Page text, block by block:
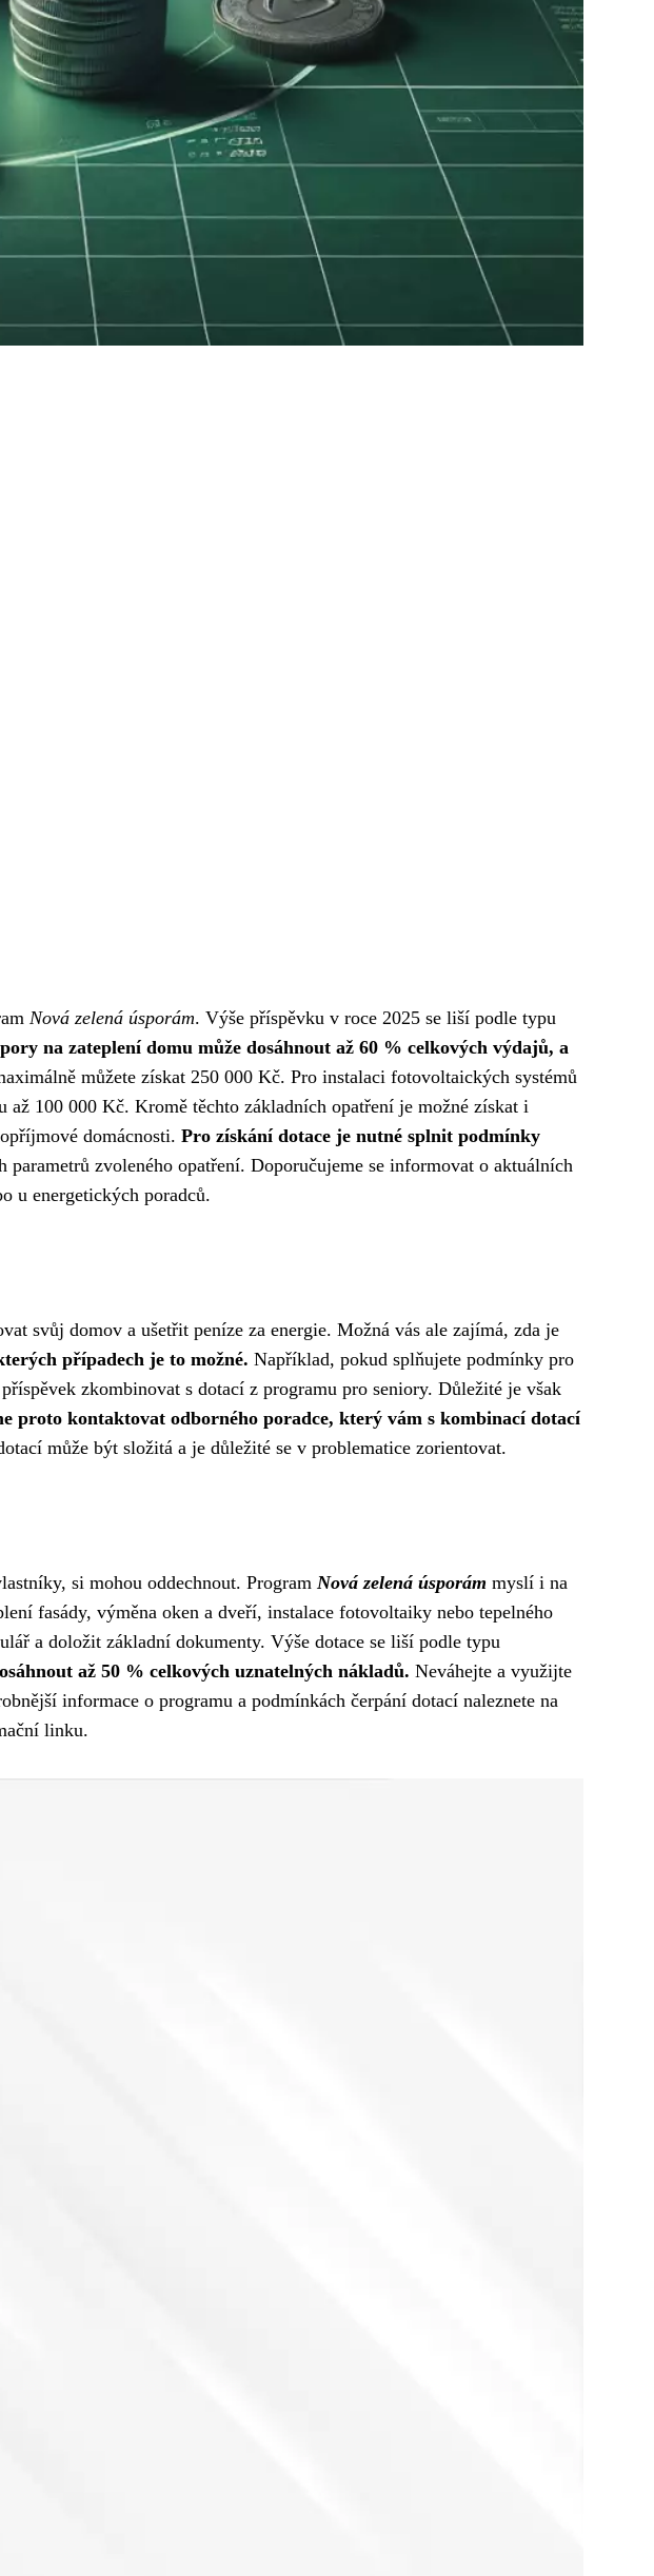
Nová zelená úsporám. Výše příspěvku v roce 2025 se liší podle typu
na zateplení domu může dosáhnout až 60 % celkových výdajů, a
můžete získat 250 000 Kč. Pro instalaci fotovoltaických systémů
100 000 Kč. Kromě těchto základních opatření je možné získat i
domácnosti. Pro získání dotace je nutné splnit podmínky
zvoleného opatření. Doporučujeme se informovat o aktuálních
u energetických poradců.
svůj domov a ušetřit peníze za energie. Možná vás ale zajímá, zda je
případech je to možné. Například, pokud splňujete podmínky pro
zkombinovat s dotací z programu pro seniory. Důležité je však
proto kontaktovat odborného poradce, který vám s kombinací dotací
může být složitá a je důležité se v problematice zorientovat.
si mohou oddechnout. Program Nová zelená úsporám myslí i na
fasády, výměna oken a dveří, instalace fotovoltaiky nebo tepelného
a doložit základní dokumenty. Výše dotace se liší podle typu
až 50 % celkových uznatelných nákladů. Neváhejte a využijte
informace o programu a podmínkách čerpání dotací naleznete na
linku.